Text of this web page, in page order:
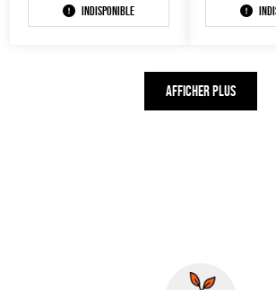
Indisponible
AFFICHER PLUS